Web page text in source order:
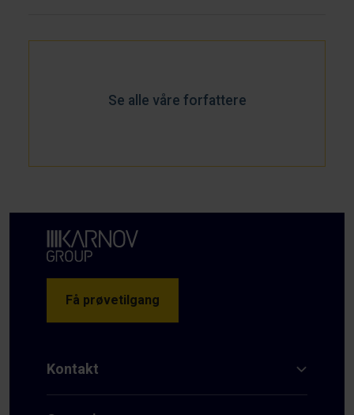
Se alle våre forfattere
Få prøvetilgang
Kontakt